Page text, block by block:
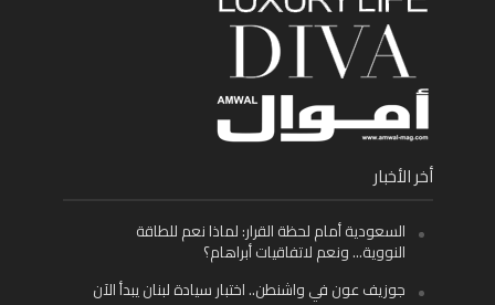
أخر الأخبار
السعودية أمام لحظة القرار: لماذا نعم للطاقة
النووية… ونعم لاتفاقيات أبراهام؟
جوزيف عون في واشنطن.. اختبار سيادة لبنان يبدأ الآن